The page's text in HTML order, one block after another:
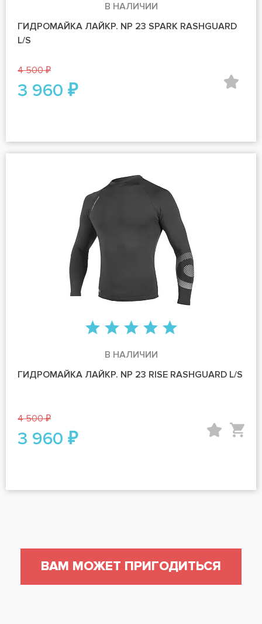
В НАЛИЧИИ
ГИДРОМАЙКА ЛАЙКР. NP 23 SPARK RASHGUARD
L/S
4 500 ₽
3 960 ₽
В НАЛИЧИИ
ГИДРОМАЙКА ЛАЙКР. NP 23 RISE RASHGUARD L/S
4 500 ₽
3 960 ₽
ВАМ МОЖЕТ ПРИГОДИТЬСЯ